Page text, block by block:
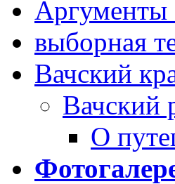
Аргументы
выборная
Вачский
Вачский
О